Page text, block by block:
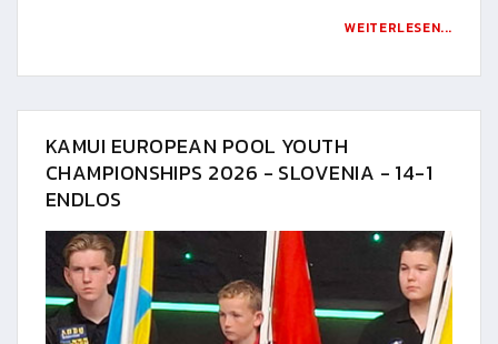
WEITERLESEN...
KAMUI EUROPEAN POOL YOUTH
CHAMPIONSHIPS 2026 - SLOVENIA - 14-1
ENDLOS